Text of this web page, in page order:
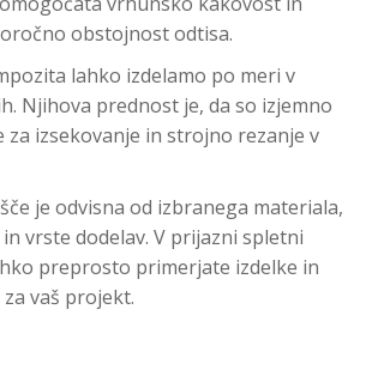
obstojnost odtisa.
lahko izdelamo po meri v
Njihova prednost je, da so izjemno
za izsekovanje in strojno rezanje v
je odvisna od izbranega materiala,
vrste dodelav. V prijazni spletni
preprosto primerjate izdelke in
vaš projekt.